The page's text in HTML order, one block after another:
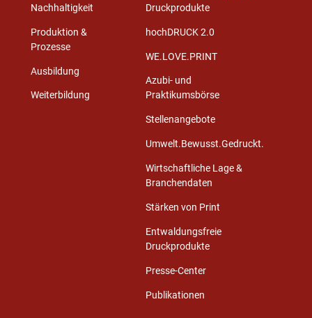
Nachhaltigkeit
Produktion &
Prozesse
Ausbildung
Weiterbildung
Druckprodukte
hochDRUCK 2.0
WE.LOVE.PRINT
Azubi- und
Praktikumsbörse
Stellenangebote
Umwelt.Bewusst.Gedruckt.
Wirtschaftliche Lage &
Branchendaten
Stärken von Print
Entwaldungsfreie
Druckprodukte
Presse-Center
Publikationen